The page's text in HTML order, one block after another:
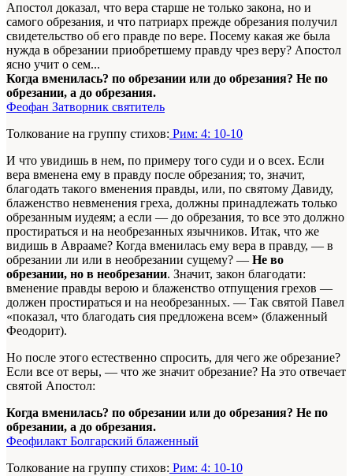
Апостол доказал, что вера старше не только закона, но и
самого обрезания, и что патриарх прежде обрезания получил
свидетельство об его правде по вере. Посему какая же была
нужда в обрезании приобретшему правду чрез веру? Апостол
ясно учит о сем...
Когда вменилась? по обрезании или до обрезания? Не по
обрезании, а до обрезания.
Феофан Затворник святитель
Толкование на группу стихов: Рим: 4: 10-10
И что увидишь в нем, по примеру того суди и о всех. Если
вера вменена ему в правду после обрезания; то, значит,
благодать такого вменения правды, или, по святому Давиду,
блаженство невменения греха, должны принадлежать только
обрезанным иудеям; а если — до обрезания, то все это должно
простираться и на необрезанных язычников. Итак, что же
видишь в Аврааме? Когда вменилась ему вера в правду, — в
обрезании ли или в необрезании сущему? — Не во
обрезании, но в необрезании. Значит, закон благодати:
вменение правды верою и блаженство отпущения грехов —
должен простираться и на необрезанных. — Так святой Павел
«показал, что благодать сия предложена всем» (блаженный
Феодорит).
Но после этого естественно спросить, для чего же обрезание?
Если все от веры, — что же значит обрезание? На это отвечает
святой Апостол:
Когда вменилась? по обрезании или до обрезания? Не по
обрезании, а до обрезания.
Феофилакт Болгарский блаженный
Толкование на группу стихов: Рим: 4: 10-10